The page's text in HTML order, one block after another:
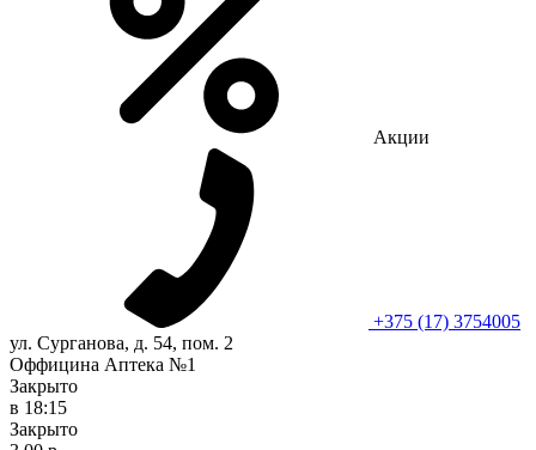
Акции
+375 (17) 3754005
ул. Сурганова, д. 54, пом. 2
Оффицина Аптека №1
Закрыто
в 18:15
Закрыто